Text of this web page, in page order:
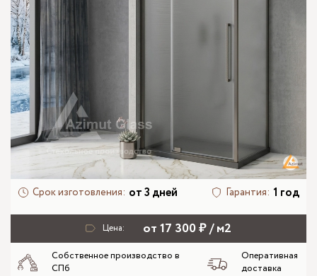
Срок изготовления: от 3 дней Гарантия: 1 год
Цена: от 17 300 ₽ / м2
Собственное производство в
СПб
Оперативная
доставка